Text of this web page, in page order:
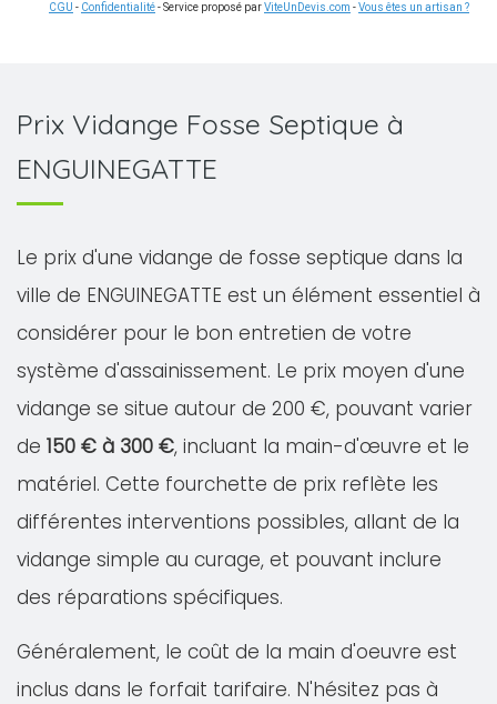
CGU - Confidentialité- Service proposé parViteUnDevis.com -Vous êtes un artisan ?
Prix Vidange Fosse Septique à
ENGUINEGATTE
Le prix d'une vidange de fosse septique dans la
ville de ENGUINEGATTE est un élément essentiel à
considérer pour le bon entretien de votre
système d'assainissement. Le prix moyen d'une
vidange se situe autour de 200 €, pouvant varier
de 150 € à 300 €, incluant la main-d'œuvre et le
matériel. Cette fourchette de prix reflète les
différentes interventions possibles, allant de la
vidange simple au curage, et pouvant inclure
des réparations spécifiques.
Généralement, le coût de la main d'oeuvre est
inclus dans le forfait tarifaire. N'hésitez pas à